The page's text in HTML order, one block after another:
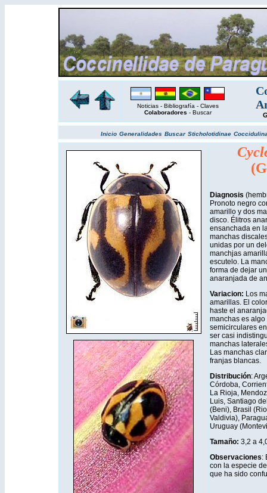
Noticias - Bibliografía - Claves
Colaboradores - Buscar
Inicio Generalidades Buscar Sticholotidinae
Diagnosis
Pronoto negro
amarillo y dos
disco. Élitros
ensanchada en
manchas
unidas por un
manchjas
escutelo. La
forma de dejar
anaranjada de
Variacion: Los
amarillas. El
haste el
manchas es
semicirculares
ser casi
manchas
Las manchas
franjas blancas.
Distribución:
Córdoba,
La Rioja,
Luis, Santiago
(Beni), Brasil
Valdivia),
Uruguay
Tamaño: 3,2 a
Observaciones:
con la especie
que ha sido